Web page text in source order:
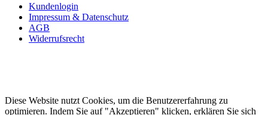
Kundenlogin
Impressum & Datenschutz
AGB
Widerrufsrecht
Diese Website nutzt Cookies, um die Benutzererfahrung zu
optimieren. Indem Sie auf "Akzeptieren" klicken, erklären Sie sich